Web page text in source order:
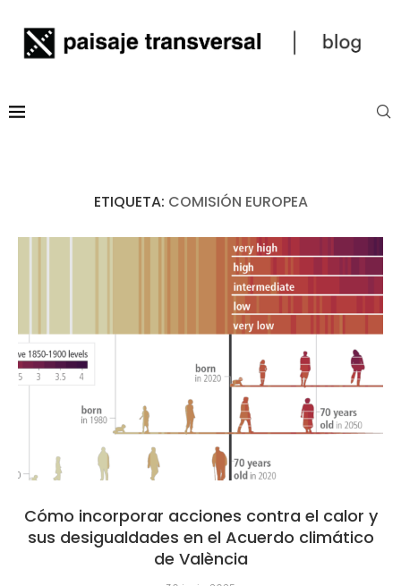
ETIQUETA: COMISIÓN EUROPEA
Cómo incorporar acciones contra el calor y
sus desigualdades en el Acuerdo climático
de València